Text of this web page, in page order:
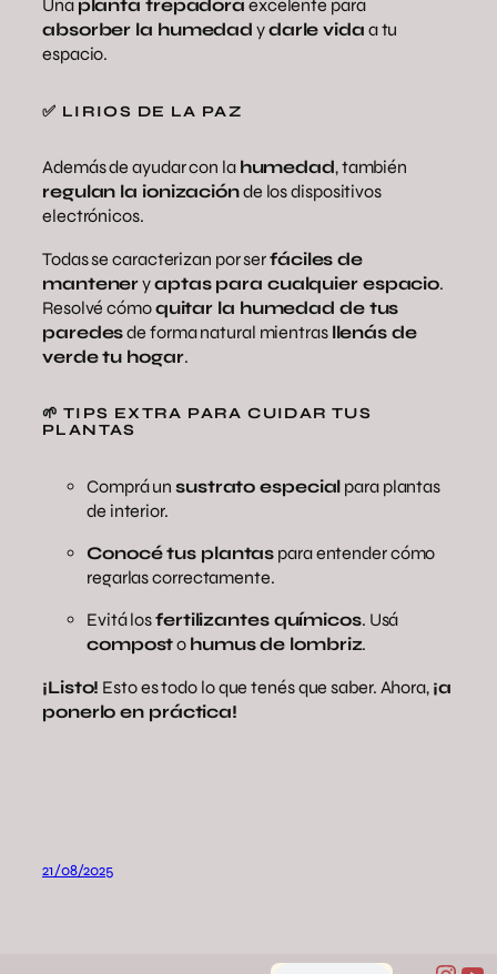
Una planta trepadora excelente para
absorber la humedad ydarle vida a tu
espacio.
✅ LIRIOS DE LA PAZ
Además de ayudar con la humedad, también
regulan la ionizaciónde los dispositivos
electrónicos.
Todas se caracterizan por serfáciles de
manteneryaptas para cualquier espacio.
Resolvé cómoquitar la humedad de tus
paredesde forma natural mientras llenás de
verde tu hogar.
🌱 TIPS EXTRA PARA CUIDAR TUS
PLANTAS
Comprá un sustrato especial para plantas
de interior.
Conocé tus plantas para entender cómo
regarlas correctamente.
Evitá losfertilizantes químicos. Usá
composto humus de lombriz.
¡Listo! Esto es todo lo que tenés que saber. Ahora, ¡a
ponerlo en práctica!
21/08/2025